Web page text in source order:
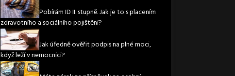
Pobírám ID II. stupně. Jak je to s placením
zdravotního a sociálního pojištění?
Jak úředně ověřit podpis na plné moci,
když leží v nemocnici?